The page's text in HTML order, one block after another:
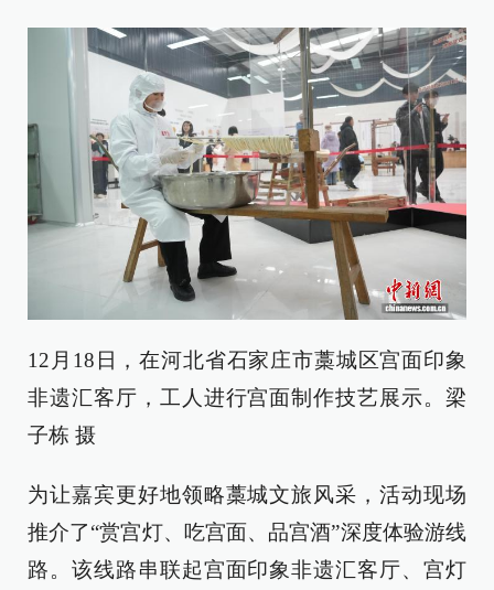
12月18日，在河北省石家庄市藁城区宫面印象
非遗汇客厅，工人进行宫面制作技艺展示。梁
子栋 摄
为让嘉宾更好地领略藁城文旅风采，活动现场
推介了“赏宫灯、吃宫面、品宫酒”深度体验游线
路。该线路串联起宫面印象非遗汇客厅、宫灯